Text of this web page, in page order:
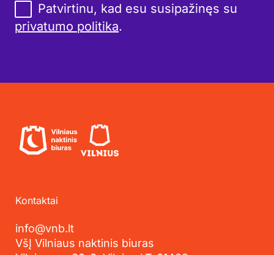
Patvirtinu, kad esu susipažinęs su
privatumo politika.
Kontaktai
info@vnb.lt
VšĮ Vilniaus naktinis biuras